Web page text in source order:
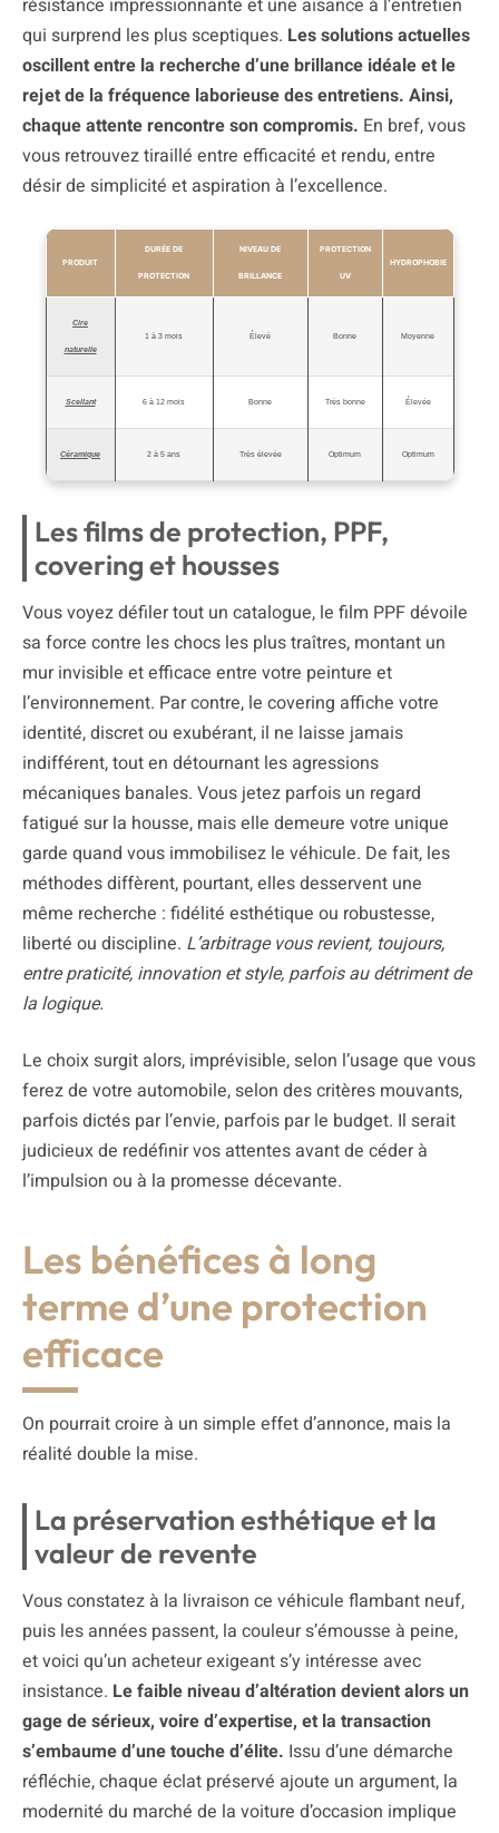
résistance impressionnante et une aisance à l’entretien
qui surprend les plus sceptiques. Les solutions actuelles
oscillent entre la recherche d’une brillance idéale et le
rejet de la fréquence laborieuse des entretiens. Ainsi,
chaque attente rencontre son compromis. En bref, vous
vous retrouvez tiraillé entre efficacité et rendu, entre
désir de simplicité et aspiration à l’excellence.
PRODUIT
DURÉE DE
PROTECTION
NIVEAU DE
BRILLANCE
PROTECTION
UV
HYDROPHOBIE
Cire
naturelle
1 à 3 mois Élevé Bonne Moyenne
Scellant 6 à 12 mois Bonne Très bonne Élevée
Céramique 2 à 5 ans Très élevée Optimum Optimum
Les films de protection, PPF,
covering et housses
Vous voyez défiler tout un catalogue, le film PPF dévoile
sa force contre les chocs les plus traîtres, montant un
mur invisible et efficace entre votre peinture et
l’environnement. Par contre, le covering affiche votre
identité, discret ou exubérant, il ne laisse jamais
indifférent, tout en détournant les agressions
mécaniques banales. Vous jetez parfois un regard
fatigué sur la housse, mais elle demeure votre unique
garde quand vous immobilisez le véhicule. De fait, les
méthodes diffèrent, pourtant, elles desservent une
même recherche : fidélité esthétique ou robustesse,
liberté ou discipline. L’arbitrage vous revient, toujours,
entre praticité, innovation et style, parfois au détriment de
la logique.
Le choix surgit alors, imprévisible, selon l’usage que vous
ferez de votre automobile, selon des critères mouvants,
parfois dictés par l’envie, parfois par le budget. Il serait
judicieux de redéfinir vos attentes avant de céder à
l’impulsion ou à la promesse décevante.
Les bénéfices à long
terme d’une protection
efficace
On pourrait croire à un simple effet d’annonce, mais la
réalité double la mise.
La préservation esthétique et la
valeur de revente
Vous constatez à la livraison ce véhicule flambant neuf,
puis les années passent, la couleur s’émousse à peine,
et voici qu’un acheteur exigeant s’y intéresse avec
insistance. Le faible niveau d’altération devient alors un
gage de sérieux, voire d’expertise, et la transaction
s’embaume d’une touche d’élite. Issu d’une démarche
réfléchie, chaque éclat préservé ajoute un argument, la
modernité du marché de la voiture d’occasion implique